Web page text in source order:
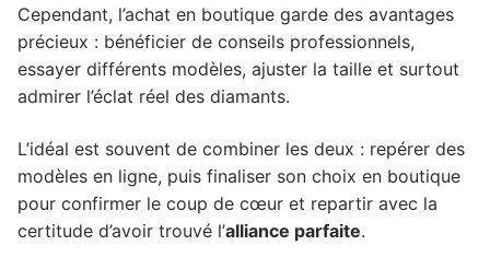
Cependant, l’achat en boutique garde des avantages
précieux : bénéficier de conseils professionnels,
essayer différents modèles, ajuster la taille et surtout
admirer l’éclat réel des diamants.
L’idéal est souvent de combiner les deux : repérer des
modèles en ligne, puis finaliser son choix en boutique
pour confirmer le coup de cœur et repartir avec la
certitude d’avoir trouvé l’alliance parfaite.